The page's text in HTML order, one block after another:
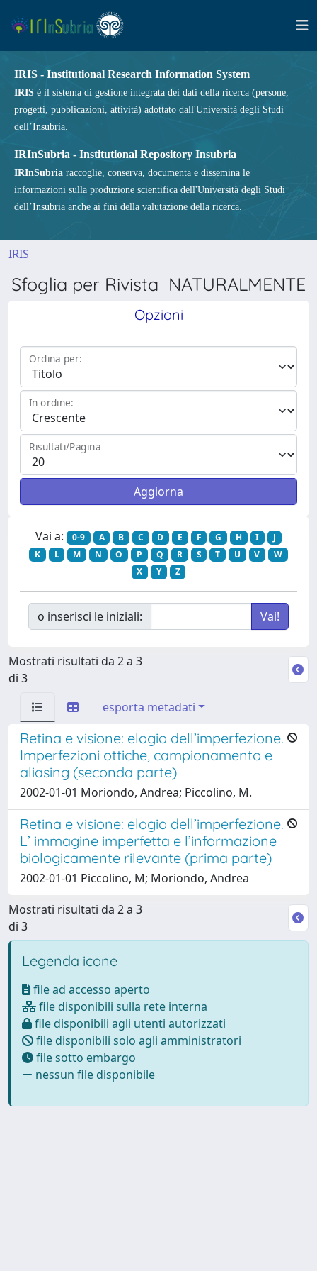
IRIS - Institutional Research Information System
IRIS è il sistema di gestione integrata dei dati della ricerca (persone,
progetti, pubblicazioni, attività) adottato dall'Università degli Studi
dell’Insubria.
IRInSubria - Institutional Repository Insubria
IRInSubria raccoglie, conserva, documenta e dissemina le
informazioni sulla produzione scientifica dell'Università degli Studi
dell’Insubria anche ai fini della valutazione della ricerca.
IRIS
Sfoglia per Rivista NATURALMENTE
Opzioni
Ordina per:
In ordine:
Risultati/Pagina
Vai a: 0-9 A B C D E F G H I
J
K
L M N O P Q R S T U V
W
X
Y Z
o inserisci le iniziali:
Mostrati risultati da 2 a 3
di 3
esporta metadati
Retina e visione: elogio dell’imperfezione.
Imperfezioni ottiche, campionamento e
aliasing (seconda parte)
2002-01-01 Moriondo, Andrea; Piccolino, M.
Retina e visione: elogio dell’imperfezione.
L’ immagine imperfetta e l’informazione
biologicamente rilevante (prima parte)
2002-01-01 Piccolino, M; Moriondo, Andrea
Mostrati risultati da 2 a 3
di 3
Legenda icone
file ad accesso aperto
file disponibili sulla rete interna
file disponibili agli utenti autorizzati
file disponibili solo agli amministratori
file sotto embargo
nessun file disponibile